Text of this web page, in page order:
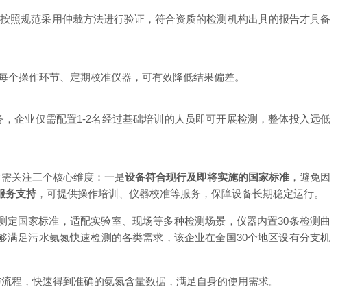
照规范采用仲裁方法进行验证，符合资质的检测机构出具的报告才具备
操作环节、定期校准仪器，可有效降低结果偏差。
企业仅需配置1-2名经过基础培训的人员即可开展检测，整体投入远低
关注三个核心维度：一是设备符合现行及即将实施的国家标准 ，避免因
务支持，可提供操作培训、仪器校准等服务，保障设备长期稳定运行。
国家标准，适配实验室、现场等多种检测场景，仪器内置30条检测曲
足污水氨氮快速检测的各类需求，该企业在全国30个地区设有分支机
，快速得到准确的氨氮含量数据，满足自身的使用需求。